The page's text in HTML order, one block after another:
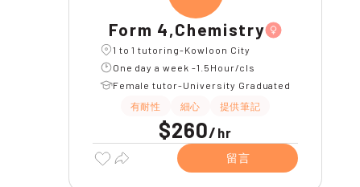
Form 4,Chemistry
1 to 1 tutoring-Kowloon City
One day a week -1.5Hour/cls
Female tutor-University Graduated
有耐性
細心 提供筆記
$260/ hr
留言